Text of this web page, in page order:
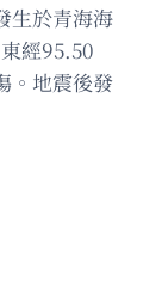
生於青海海
經95.50
。地震後發